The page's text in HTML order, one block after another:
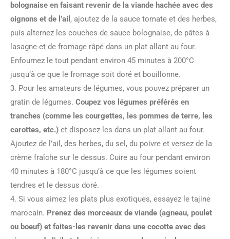
bolognaise en faisant revenir de la viande hachée avec des
oignons et de l’ail , ajoutez de la sauce tomate et des herbes,
puis alternez les couches de sauce bolognaise, de pâtes à
lasagne et de fromage râpé dans un plat allant au four.
Enfournez le tout pendant environ 45 minutes à 200°C
jusqu’à ce que le fromage soit doré et bouillonne.
3. Pour les amateurs de légumes, vous pouvez préparer un
gratin de légumes. Coupez vos légumes préférés en
tranches (comme les courgettes, les pommes de terre, les
carottes, etc.) et disposez-les dans un plat allant au four.
Ajoutez de l’ail, des herbes, du sel, du poivre et versez de la
crème fraîche sur le dessus. Cuire au four pendant environ
40 minutes à 180°C jusqu’à ce que les légumes soient
tendres et le dessus doré.
4. Si vous aimez les plats plus exotiques, essayez le tajine
marocain. Prenez des morceaux de viande (agneau, poulet
ou boeuf) et faites-les revenir dans une cocotte avec des